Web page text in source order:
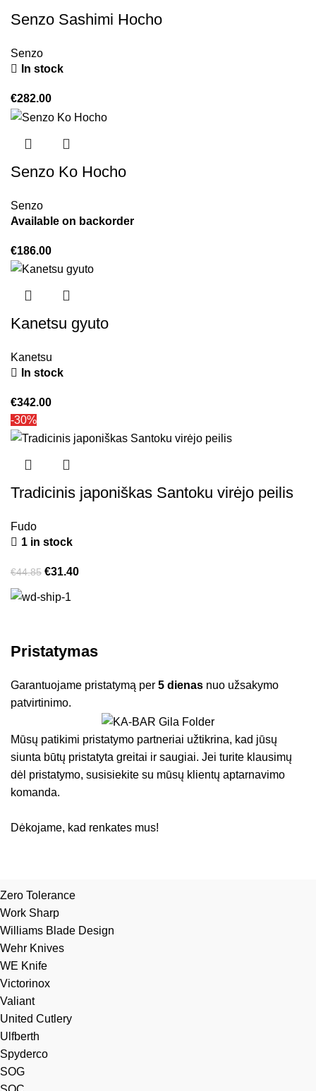
Senzo Sashimi Hocho
Senzo
In stock
€282.00
Senzo Ko Hocho
Senzo
Available on backorder
€186.00
Kanetsu gyuto
Kanetsu
In stock
€342.00
-30%
Tradicinis japoniškas Santoku virėjo peilis
Fudo
1 in stock
€44.85 €31.40
Pristatymas
Garantuojame pristatymą per5 dienas nuo užsakymo
patvirtinimo.
Mūsų patikimi pristatymo partneriai užtikrina, kad jūsų
siunta būtų pristatyta greitai ir saugiai. Jei turite klausimų
dėl pristatymo, susisiekite su mūsų klientų aptarnavimo
komanda.
Dėkojame, kad renkates mus!
Zero Tolerance
Work Sharp
Williams Blade Design
Wehr Knives
WE Knife
Victorinox
Valiant
United Cutlery
Ulfberth
Spyderco
SOG